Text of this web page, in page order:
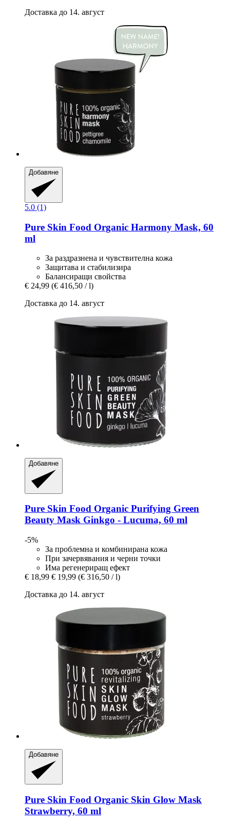
Доставка до 14. август
Добавяне
5.0 (1)
Pure Skin Food Organic Harmony Mask, 60
ml
За раздразнена и чувствителна кожа
Защитава и стабилизира
Балансиращи свойства
€ 24,99 (€ 416,50 / l)
Доставка до 14. август
Добавяне
Pure Skin Food Organic Purifying Green
Beauty Mask Ginkgo -​ Lucuma, 60 ml
-5%
За проблемна и комбинирана кожа
При зачервявания и черни точки
Има регенериращ ефект
€ 18,99 € 19,99 (€ 316,50 / l)
Доставка до 14. август
Добавяне
Pure Skin Food Organic Skin Glow Mask
Strawberry, 60 ml